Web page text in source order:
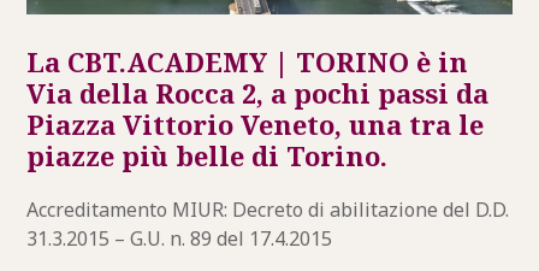
La CBT.ACADEMY | TORINO è in
Via della Rocca 2, a pochi passi da
Piazza Vittorio Veneto, una tra le
piazze più belle di Torino.
Accreditamento MIUR: Decreto di abilitazione del D.D.
31.3.2015 – G.U. n. 89 del 17.4.2015